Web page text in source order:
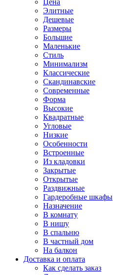
Цена
Элитные
Дешевые
Размеры
Большие
Маленькие
Стиль
Минимализм
Классические
Скандинавские
Современные
Форма
Высокие
Квадратные
Угловые
Низкие
Особенности
Встроенные
Из кладовки
Закрытые
Открытые
Раздвижные
Гардеробные шкафы
Назначение
В комнату
В нишу
В спальню
В частный дом
На балкон
Доставка и оплата
Как сделать заказ